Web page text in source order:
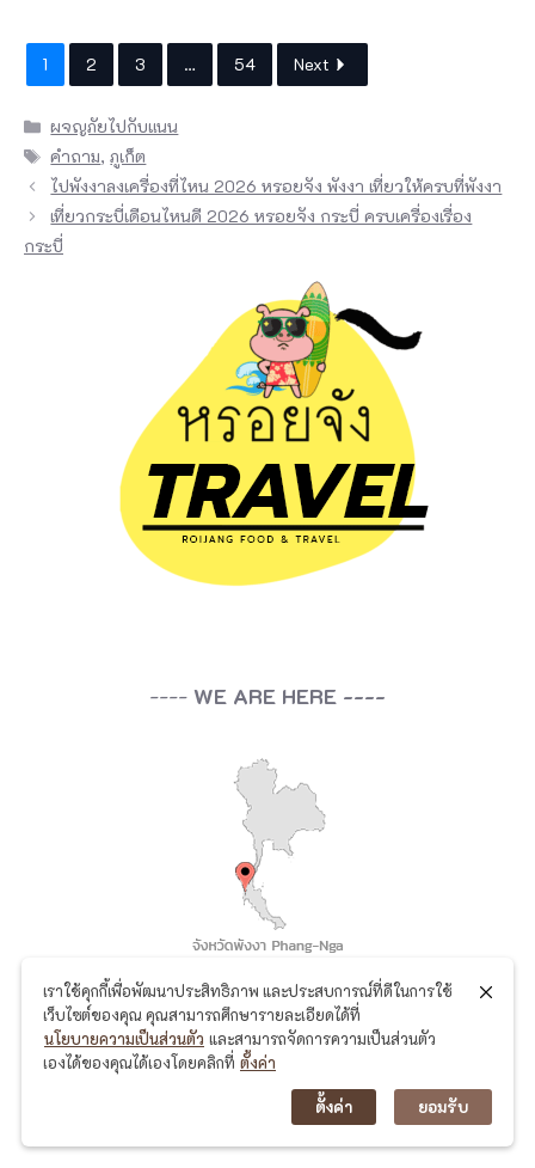
---- WE ARE HERE ----
ช่องทางการติดตาม
โพสล่าสุด
เราใช้คุกกี้เพื่อพัฒนาประสิทธิภาพ และประสบการณ์ที่ดีในการใช้
เว็บไซต์ของคุณ คุณสามารถศึกษารายละเอียดได้ที่
นโยบายความเป็นส่วนตัว และสามารถจัดการความเป็นส่วนตัว
เองได้ของคุณได้เองโดยคลิกที่ ตั้งค่า
ตั้งค่า ยอมรับ